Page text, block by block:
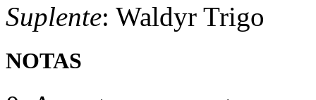
Suplente: Waldyr Trigo
NOTAS